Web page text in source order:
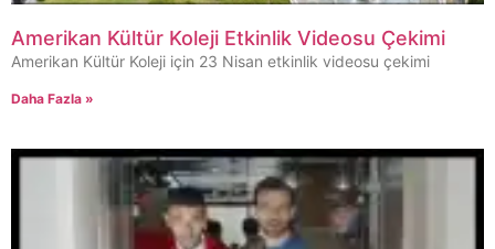
Amerikan Kültür Koleji Etkinlik Videosu Çekimi
Amerikan Kültür Koleji için 23 Nisan etkinlik videosu çekimi
Daha Fazla »